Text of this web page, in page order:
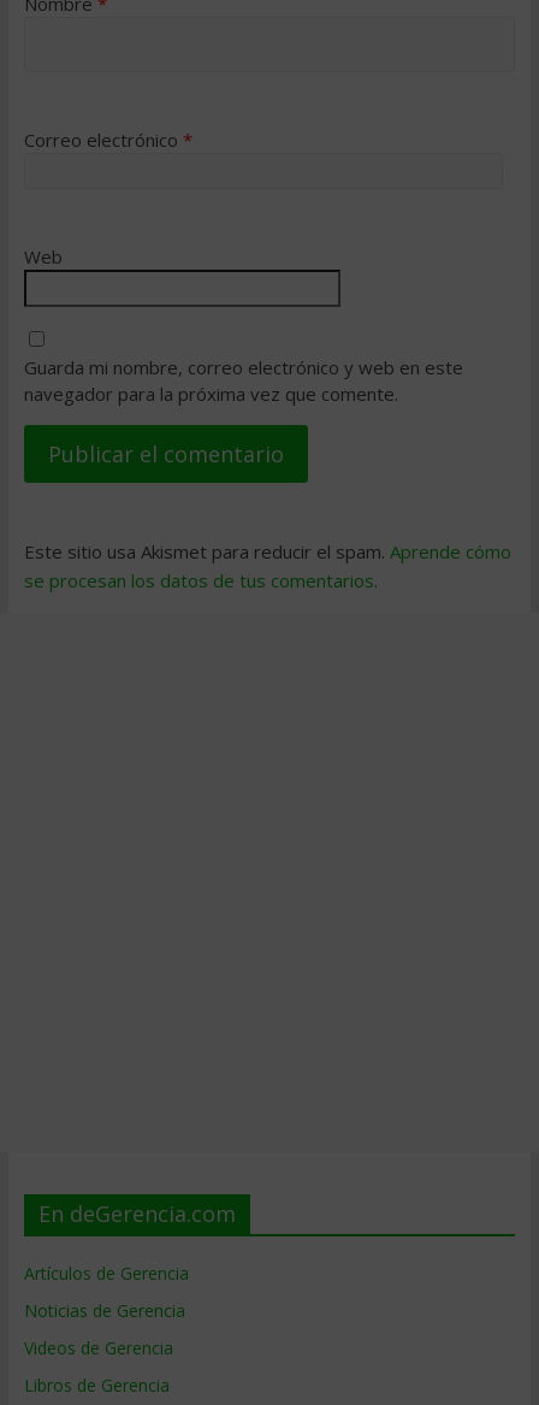
Correo electrónico *
Web
Guarda mi nombre, correo electrónico y web en este
navegador para la próxima vez que comente.
Este sitio usa Akismet para reducir el spam. Aprende cómo
se procesan los datos de tus comentarios.
En deGerencia.com
Artículos de Gerencia
Noticias de Gerencia
Videos de Gerencia
Libros de Gerencia